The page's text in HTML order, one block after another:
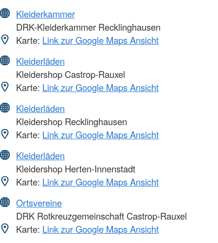
Kleiderkammer
DRK-Kleiderkammer Recklinghausen
Karte: Link zur Google Maps Ansicht
Kleiderläden
Kleidershop Castrop-Rauxel
Karte: Link zur Google Maps Ansicht
Kleiderläden
Kleidershop Recklinghausen
Karte: Link zur Google Maps Ansicht
Kleiderläden
Kleidershop Herten-Innenstadt
Karte: Link zur Google Maps Ansicht
Ortsvereine
DRK Rotkreuzgemeinschaft Castrop-Rauxel
Karte: Link zur Google Maps Ansicht